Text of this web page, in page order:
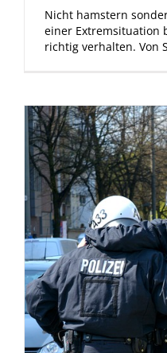
Nicht hamstern
einer Extremsituation
richtig verhalten. Von